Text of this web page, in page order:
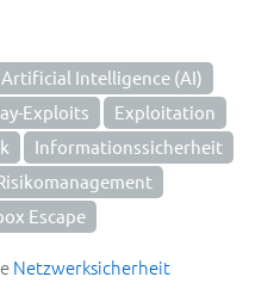
Artificial Intelligence (AI)
Exploits
Exploitation
Informationssicherheit
Escape
Netzwerksicherheit